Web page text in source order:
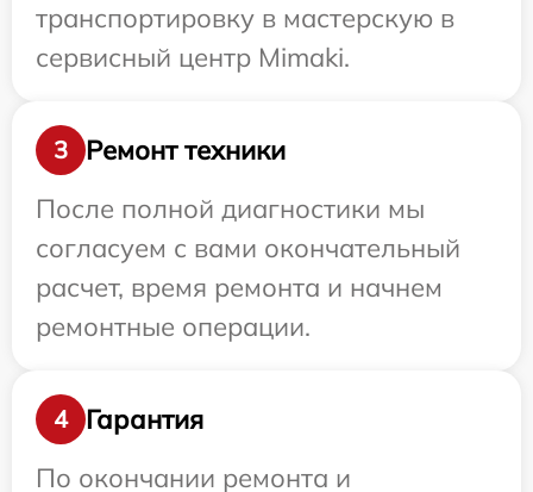
транспортировку в мастерскую в
сервисный центр Mimaki.
3
Ремонт техники
После полной диагностики мы
согласуем с вами окончательный
расчет, время ремонта и начнем
ремонтные операции.
4
Гарантия
По окончании ремонта и